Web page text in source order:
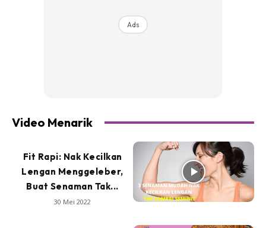
Ads
Video Menarik
Fit Rapi: Nak Kecilkan
Lengan Menggeleber,
Buat Senaman Tak...
30 Mei 2022